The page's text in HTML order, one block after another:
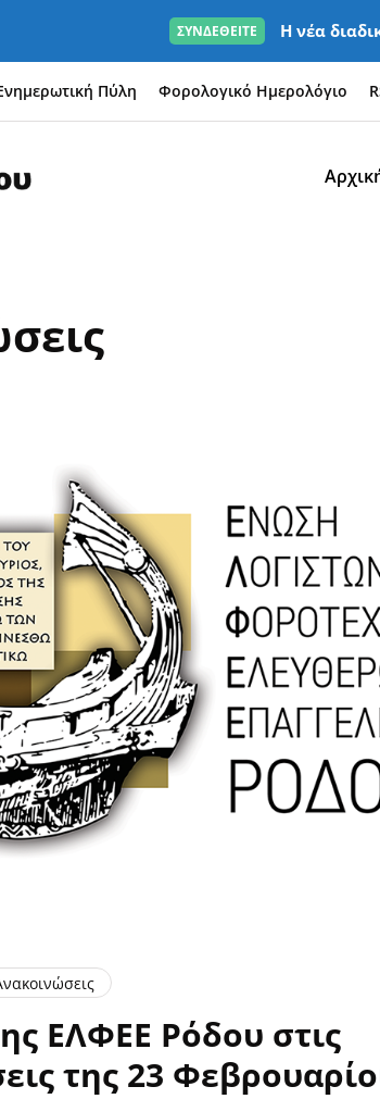
ΣΥΝΔΕΘΕΙΤΕ Η νέα
Πύλη Φορολογικό Ημερολόγιο
ΕΛΦΕΕ Ρόδου στις
της 23